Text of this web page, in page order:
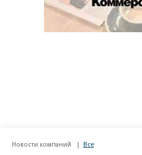
Новости компаний Все